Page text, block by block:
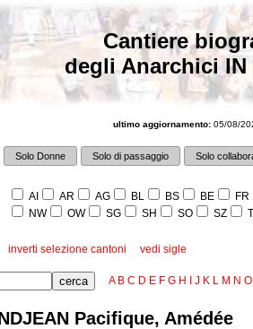
Cantiere
degli Anarchici IN
ultimo aggiornamento: 05/08/
Solo Donne Solo di passaggio Solo
AI AR AG BL BS BE
FR
NW
OW SG SH SO SZ
inverti selezione cantoni vedi sigle
A B C D E F G H J K L M N O
Pacifique, Amédée